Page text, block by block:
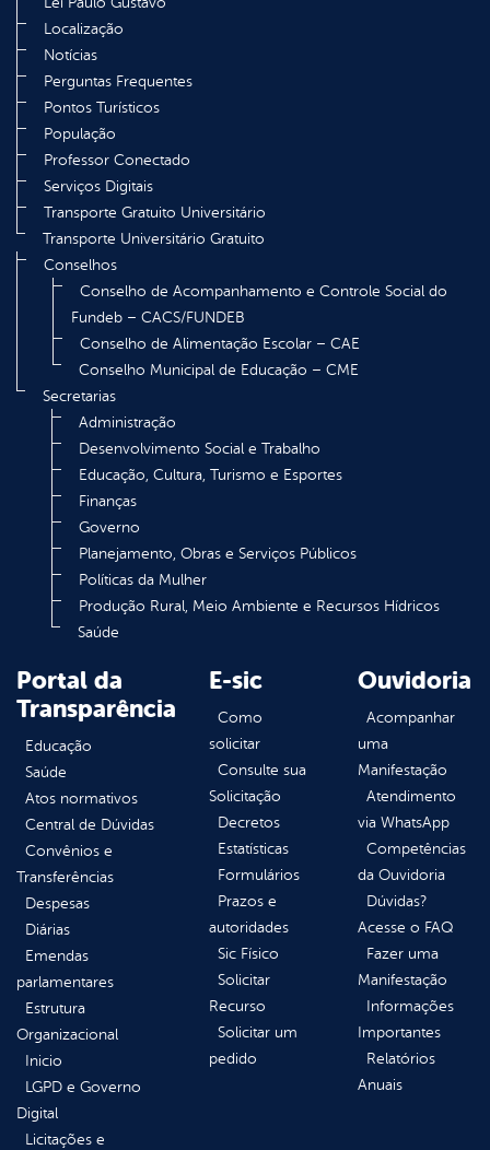
Localização
Notícias
Perguntas Frequentes
Pontos Turísticos
População
Professor Conectado
Serviços Digitais
Transporte Gratuito Universitário
Transporte Universitário Gratuito
Conselhos
Conselho de Acompanhamento e Controle Social do
Fundeb – CACS/FUNDEB
Conselho de Alimentação Escolar – CAE
Conselho Municipal de Educação – CME
Secretarias
Administração
Desenvolvimento Social e Trabalho
Educação, Cultura, Turismo e Esportes
Finanças
Governo
Planejamento, Obras e Serviços Públicos
Políticas da Mulher
Produção Rural, Meio Ambiente e Recursos Hídricos
Saúde
Portal da
Transparência
Educação
Saúde
Atos normativos
Central de Dúvidas
Convênios e
Transferências
Despesas
Diárias
Emendas
parlamentares
Estrutura
Organizacional
Inicio
LGPD e Governo
Digital
Licitações e
E-sic
Como
solicitar
Consulte sua
Solicitação
Decretos
Estatísticas
Formulários
Prazos e
autoridades
Sic Físico
Solicitar
Recurso
Solicitar um
pedido
Ouvidoria
Acompanhar
uma
Manifestação
Atendimento
via WhatsApp
Competências
da Ouvidoria
Dúvidas?
Acesse o FAQ
Fazer uma
Manifestação
Informações
Importantes
Relatórios
Anuais